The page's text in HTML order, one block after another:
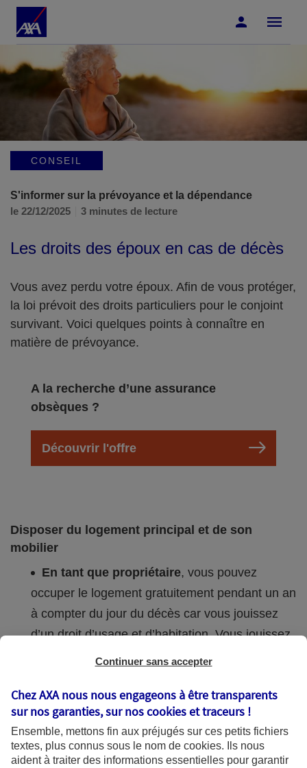
Accéder au Contenu
CONSEIL
S'informer sur la prévoyance et la dépendance
le 22/12/2025
3 minutes de lecture
Les droits des époux en cas de décès
Vous avez perdu votre époux. Afin de vous protéger,
la loi prévoit des droits particuliers pour le conjoint
survivant. Voici quelques points à connaître en
matière de prévoyance.
A la recherche d’une assurance
obsèques ?
Découvrir l'offre
Disposer du logement principal et de son
mobilier
En tant que propriétaire, vous pouvez
occuper le logement gratuitement pendant un an
à compter du jour du décès car vous jouissez
d’un droit d’usage et d’habitation. Vous jouissez
d’un droit viager sur le bien, pris en compte par
part de succession ensuite. Vous pouvez
convertir ce droit en rente viagère ou en capital,
notamment pour trouver un logement plus
adapté.
Continuer sans accepter
Chez AXA nous nous engageons à être transparents
sur nos garanties, sur noscookies et traceurs !
Ensemble, mettons fin aux préjugés sur ces petits fichiers
textes, plus connus sous le nom de cookies. Ils nous
aident à traiter des informations essentielles pour garantir